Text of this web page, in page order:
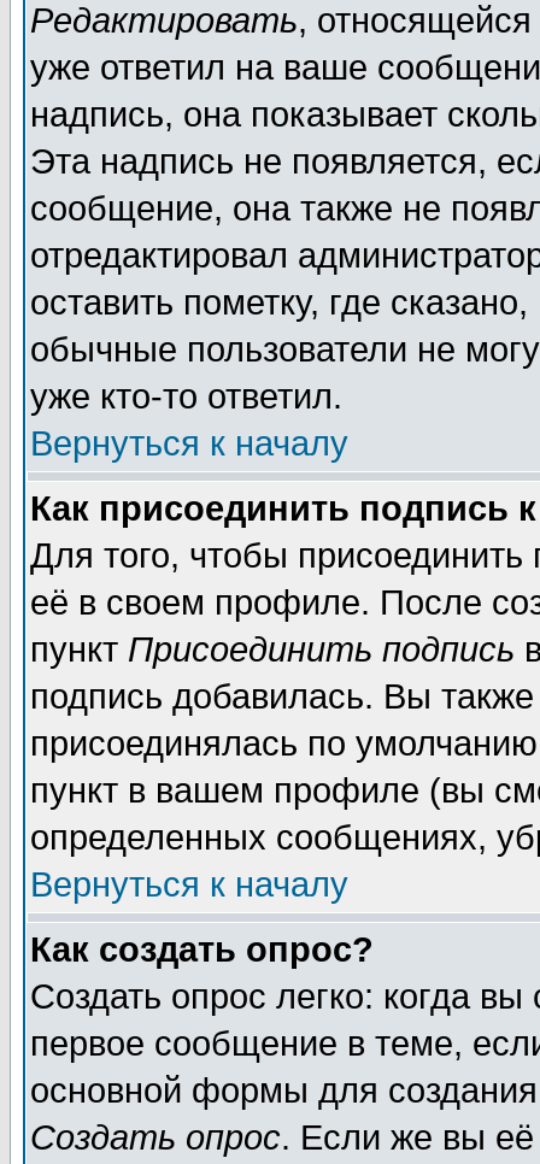
Редактировать,
уже ответил на ваше
надпись, она показывает
Эта надпись не появляется,
сообщение, она также не
отредактировал
оставить пометку, где
обычные пользователи не
уже кто-то ответил.
Вернуться к началу
Как присоединить подпись
Для того, чтобы
её в своем профиле. После
пункт Присоединить подпись
подпись добавилась. Вы
присоединялась по
пункт в вашем профиле (вы
определенных сообщениях,
Вернуться к началу
Как создать опрос?
Создать опрос легко: когда
первое сообщение в теме,
основной формы для
Создать опрос. Если же вы её